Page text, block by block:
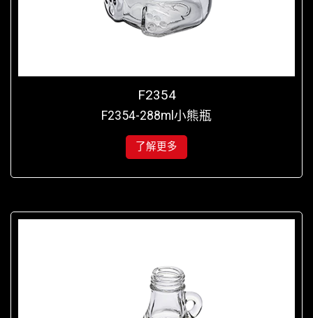
F2354
F2354-288ml小熊瓶
了解更多